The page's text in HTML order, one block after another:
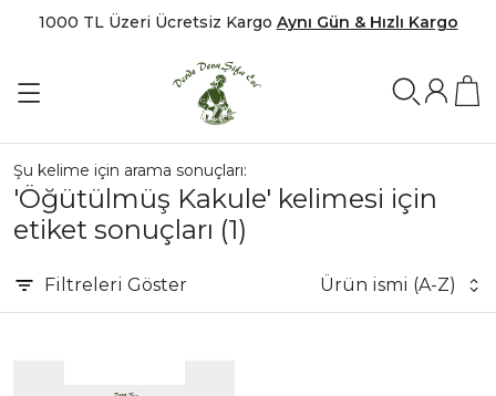
1000 TL Üzeri Ücretsiz Kargo Aynı Gün & Hızlı Kargo
Şu kelime için arama sonuçları:
'Öğütülmüş Kakule' kelimesi için
etiket sonuçları (1)
Filtreleri Göster Ürün ismi (A-Z)